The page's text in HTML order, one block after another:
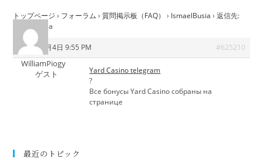
トップページ › フォーラム › 質問掲示板（FAQ） › IsmaelBusia › 返信先:
IsmaelBusia
2026年7月4日 9:55 PM #625210
WilliamPiogy
ゲスト
Yard Casino telegram
?
Все бонусы Yard Casino собраны на
странице
最近のトピック